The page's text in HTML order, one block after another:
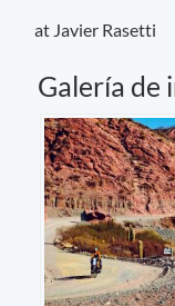
at Javier Rasetti
Galería de